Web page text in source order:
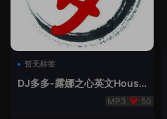
暂无标签
DJ多多-露娜之心英文House
50